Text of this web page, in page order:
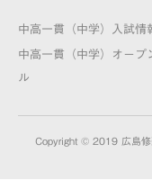
中高一貫（中学）入試情
中高一貫（中学）オープ
ル
Copyright © 2019 広島修